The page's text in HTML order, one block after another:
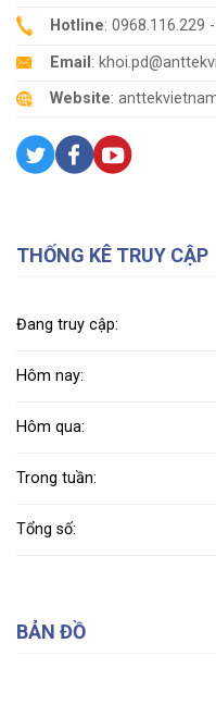
Hotline: 0968.116.229
Email :
Website:
THỐNG KÊ TRUY CẬP
Đang truy cập:
Hôm nay:
Hôm qua:
Trong tuần:
Tổng số:
BẢN ĐỒ